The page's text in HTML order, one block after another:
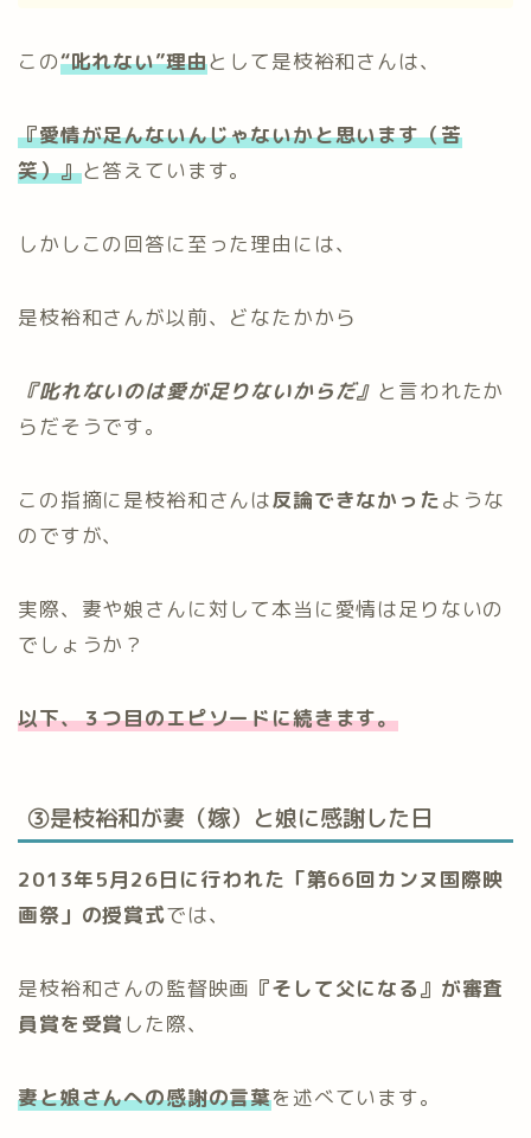
この“叱れない”理由として是枝裕和さんは、
『愛情が足んないんじゃないかと思います（苦
笑）』と答えています。
しかしこの回答に至った理由には、
是枝裕和さんが以前、どなたかから
『叱れないのは愛が足りないからだ』 と言われたか
らだそうです。
この指摘に是枝裕和さんは反論できなかったような
のですが、
実際、妻や娘さんに対して本当に愛情は足りないの
でしょうか？
以下、３つ目のエピソードに続きます。
③是枝裕和が妻（嫁）と娘に感謝した日
2013年5月26日に行われた「第66回カンヌ国際映
画祭」の授賞式では、
是枝裕和さんの監督映画 『そして父になる』が審査
員賞を受賞 した際、
妻と娘さんへの感謝の言葉を述べています。